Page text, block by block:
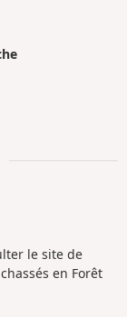
le site de
en Forêt